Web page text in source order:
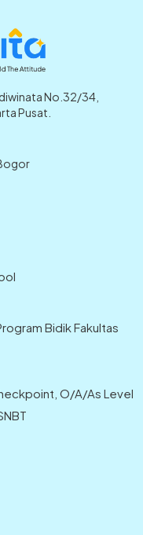
No.32/34,
Pusat.
Bidik Fakultas
O/A/As Level